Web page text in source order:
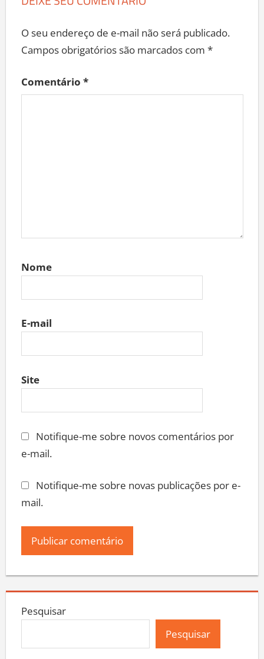
O seu endereço de e-mail não será publicado.
Campos obrigatórios são marcados com *
Comentário *
Nome
E-mail
Site
Notifique-me sobre novos comentários por
e-mail.
Notifique-me sobre novas publicações por e-
mail.
Pesquisar
Pesquisar